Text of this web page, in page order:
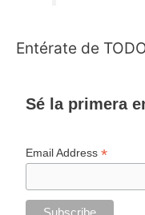
Entérate de
Sé la primera
Email Address*